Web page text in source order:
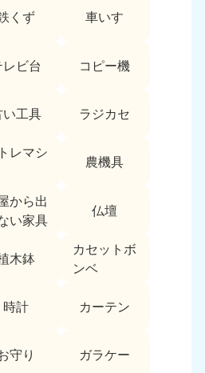
くず 車いす
レビ台 コピー機
い工具 ラジカセ
レマシ
農機具
から出
い家具
仏壇
木鉢
カセットボ
ンベ
時計 カーテン
守り ガラケー
山口県
050-1880-9900
9:00〜19:00 年中無休
四国
徳島県
050-1880-9898
9:00〜19:00 年中無休